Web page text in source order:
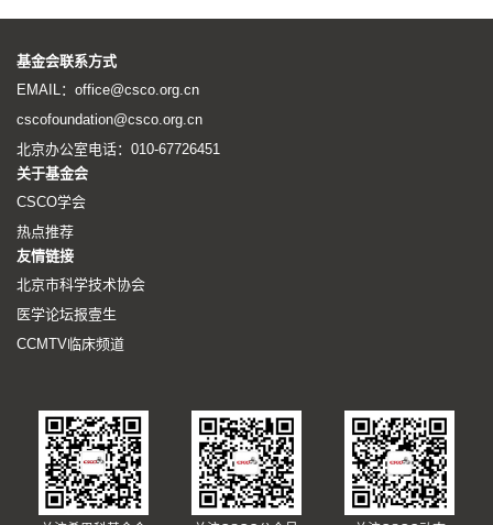
基金会联系方式
EMAIL：office@csco.org.cn
cscofoundation@csco.org.cn
北京办公室电话：010-67726451
关于基金会
CSCO学会
热点推荐
友情链接
北京市科学技术协会
医学论坛报壹生
CCMTV临床频道